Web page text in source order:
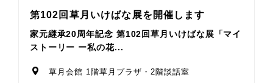
第102回草月いけばな展を開催します
家元継承20周年記念 第102回草月いけばな展「マイ
ストーリー ー私の花...
草月会館 1階草月プラザ・2階談話室